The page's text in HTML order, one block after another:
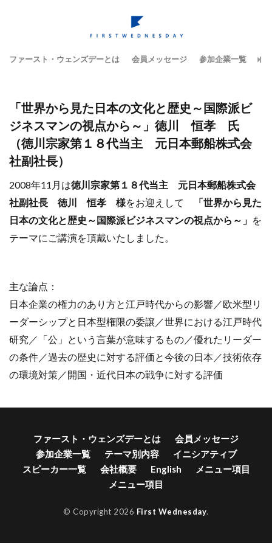
ファースト・ウェンズデーとは 会員メッセージ 参加企業一覧 テ
「世界から見た日本の文化と歴史～国際派ビ
ジネスマンの視点から～」徳川 恒孝 氏
（徳川宗家第１８代当主 元日本郵船株式会
社副社長）
2008年11月は徳川宗家第１８代当主 元日本郵船株式会
社副社長 徳川 恒孝 様をお迎えして
「世界から見た
日本の文化と歴史～国際派ビジネスマンの視点から～」 を
テーマにご講演を頂戴いたしました。
主な論点：
日本企業の権力のあり方と江戸時代からの影響／欧米型リ
ーダーシップと日本型権限の委譲／世界における江戸時代
研究／「公」という言葉が意味するもの／優れたリーダー
の条件／過去の歴史に対する評価と今後の日本／技術依存
の環境対策／開国・近代日本の戦争に対する評価
ファースト・ウェンズデーとは
会員メッセージ
参加企業一覧
テーマ別内容
イニシアティブ
スピーカー一覧
会社概要 English
メニュー項目
メニュー項目
© Copyright 2026 First Wednesday.